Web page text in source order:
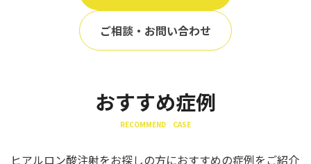
ご相談・お問い合わせ
おすすめ症例
RECOMMEND CASE
ヒアルロン酸注射をお探しの方におすすめの症例をご紹介